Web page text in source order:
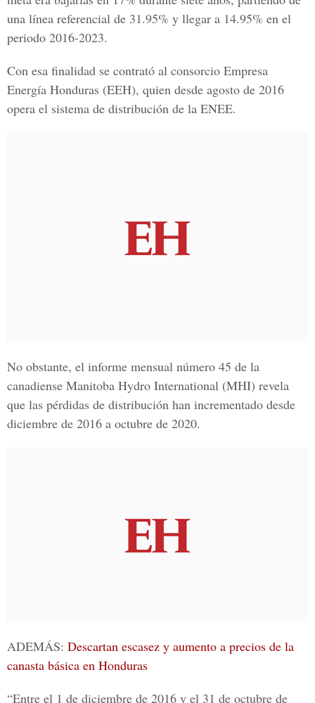
una línea referencial de 31.95% y llegar a 14.95% en el
periodo 2016-2023.
Con esa finalidad se contrató al consorcio Empresa
Energía Honduras (EEH), quien desde agosto de 2016
opera el sistema de distribución de la ENEE.
No obstante, el informe mensual número 45 de la
canadiense Manitoba Hydro International (MHI) revela
que las pérdidas de distribución han incrementado desde
diciembre de 2016 a octubre de 2020.
ADEMÁS: Descartan escasez y aumento a precios de la
canasta básica en Honduras
“Entre el 1 de diciembre de 2016 y el 31 de octubre de